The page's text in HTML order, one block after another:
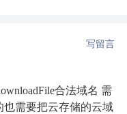
写留言
合法域名 需
也需要把云存储的云域